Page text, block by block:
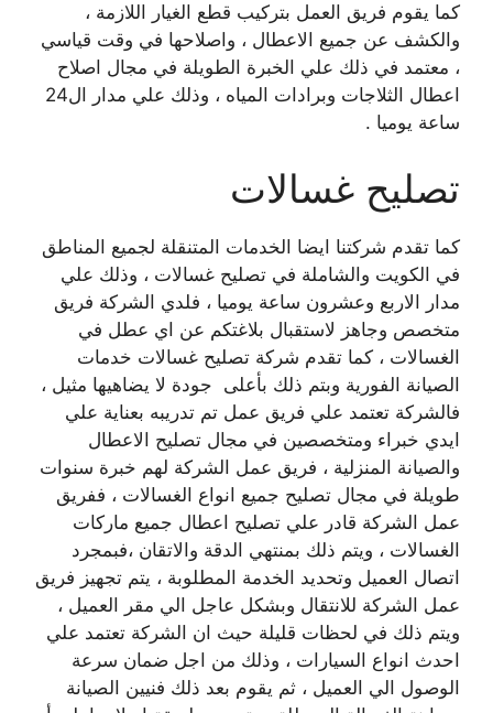
كما يقوم فريق العمل بتركيب قطع الغيار اللازمة ،
والكشف عن جميع الاعطال ، واصلاحها في وقت قياسي
، معتمد في ذلك علي الخبرة الطويلة في مجال اصلاح
اعطال الثلاجات وبرادات المياه ، وذلك علي مدار ال24
ساعة يوميا .
تصليح غسالات
كما تقدم شركتنا ايضا الخدمات المتنقلة لجميع المناطق
في الكويت والشاملة في تصليح غسالات ، وذلك علي
مدار الاربع وعشرون ساعة يوميا ، فلدي الشركة فريق
متخصص وجاهز لاستقبال بلاغتكم عن اي عطل في
الغسالات ، كما تقدم شركة تصليح غسالات خدمات
الصيانة الفورية وبتم ذلك بأعلى جودة لا يضاهيها مثيل ،
فالشركة تعتمد علي فريق عمل تم تدريبه بعناية علي
ايدي خبراء ومتخصصين في مجال تصليح الاعطال
والصيانة المنزلية ، فريق عمل الشركة لهم خبرة سنوات
طويلة في مجال تصليح جميع انواع الغسالات ، ففريق
عمل الشركة قادر علي تصليح اعطال جميع ماركات
الغسالات ، ويتم ذلك بمنتهي الدقة والاتقان ،فبمجرد
اتصال العميل وتحديد الخدمة المطلوبة ، يتم تجهيز فريق
عمل الشركة للانتقال وبشكل عاجل الي مقر العميل ،
ويتم ذلك في لحظات قليلة حيث ان الشركة تعتمد علي
احدث انواع السيارات ، وذلك من اجل ضمان سرعة
الوصول الي العميل ، ثم يقوم بعد ذلك فنيين الصيانة